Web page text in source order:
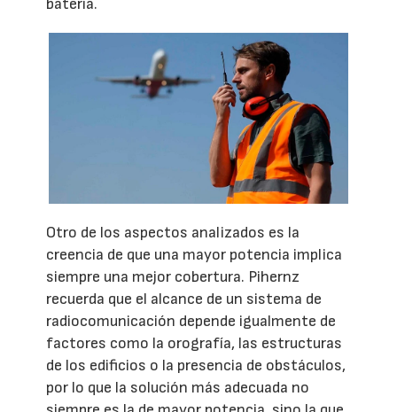
batería.
Otro de los aspectos analizados es la
creencia de que una mayor potencia implica
siempre una mejor cobertura. Pihernz
recuerda que el alcance de un sistema de
radiocomunicación depende igualmente de
factores como la orografía, las estructuras
de los edificios o la presencia de obstáculos,
por lo que la solución más adecuada no